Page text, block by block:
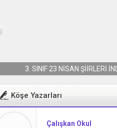
2. SINIF 23 NİSAN ŞİİRLERİ
Köşe Yazarları
Çalışkan Okul